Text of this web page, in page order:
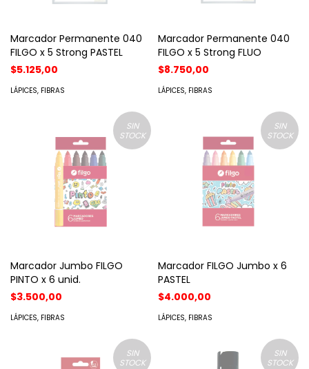
Marcador Permanente 040
FILGO x 5 Strong PASTEL
$5.125,00
LÁPICES, FIBRAS
Marcador Permanente 040
FILGO x 5 Strong FLUO
$8.750,00
LÁPICES, FIBRAS
SIN
STOCK
Marcador Jumbo FILGO
PINTO x 6 unid.
$3.500,00
LÁPICES, FIBRAS
SIN
STOCK
Marcador FILGO Jumbo x 6
PASTEL
$4.000,00
LÁPICES, FIBRAS
SIN
STOCK
SIN
STOCK